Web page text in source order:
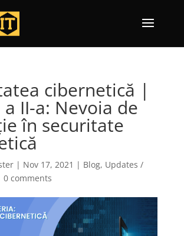
cibernetică |
a II-a: Nevoia de
în securitate
| Nov 17, 2021 | Blog, Updates /
0 comments